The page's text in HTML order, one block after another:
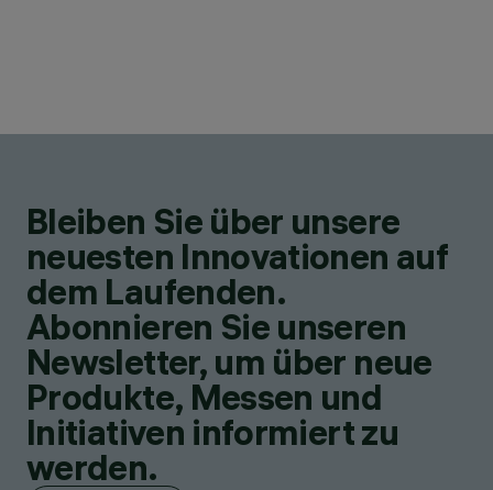
Bleiben Sie über unsere
neuesten Innovationen auf
dem Laufenden.
Abonnieren Sie unseren
Newsletter, um über neue
Produkte, Messen und
Initiativen informiert zu
werden.